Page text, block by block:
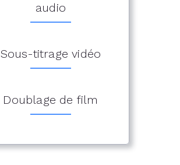
audio
Sous-titrage vidéo
Doublage de film